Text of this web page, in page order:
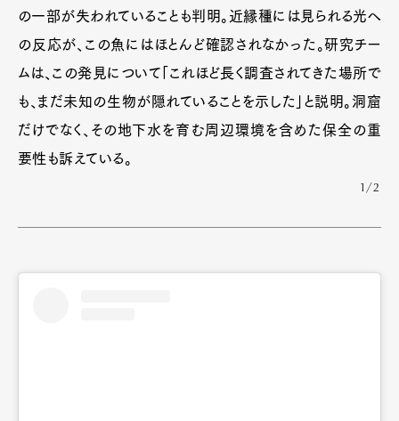
の一部が失われていることも判明。近縁種には見られる光へ
の反応が、この魚にはほとんど確認されなかった。研究チー
ムは、この発見について「これほど長く調査されてきた場所で
も、まだ未知の生物が隠れていることを示した」と説明。洞窟
だけでなく、その地下水を育む周辺環境を含めた保全の重
要性も訴えている。
1/2